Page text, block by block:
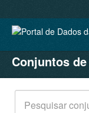
CONJUNTOS DE
ORGANIZAÇÕES
GRUPOS
Conjuntos